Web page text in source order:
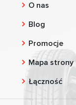
O nas
Blog
Promocje
Mapa strony
Łączność